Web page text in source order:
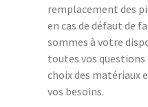
remplacement des
en cas de défaut de
sommes à votre
toutes vos questions
choix des matériaux
vos besoins.